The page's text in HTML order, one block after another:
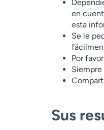
en
esta
Se le
Por
Sus